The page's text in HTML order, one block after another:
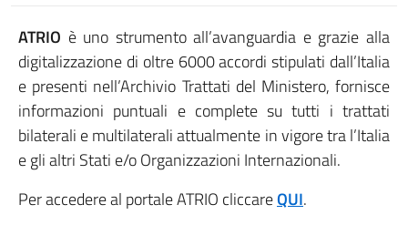
ATRIO è uno strumento all’avanguardia e grazie alla
digitalizzazione di oltre 6000 accordi stipulati dall’Italia
e presenti nell’Archivio Trattati del Ministero, fornisce
informazioni puntuali e complete su tutti i trattati
bilaterali e multilaterali attualmente in vigore tra l’Italia
e gli altri Stati e/o Organizzazioni Internazionali.
Per accedere al portale ATRIO cliccareQUI.